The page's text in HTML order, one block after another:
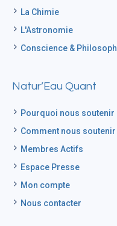
La Chimie
L'Astronomie
Conscience &
Natur’Eau Quant
Pourquoi nous soutenir
Comment nous soutenir
Membres Actifs
Espace Presse
Mon compte
Nous contacter